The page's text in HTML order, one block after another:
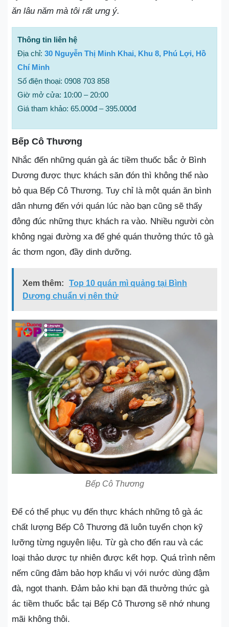
ăn lâu năm mà tôi rất ưng ý.
Thông tin liên hệ
Địa chỉ: 30 Nguyễn Thị Minh Khai, Khu 8, Phú Lợi, Hồ
Chí Minh
Số điện thoại: 0908 703 858
Giờ mở cửa: 10:00 – 20:00
Giá tham khảo: 65.000đ – 395.000đ
Bếp Cô Thương
Nhắc đến những quán gà ác tiềm thuốc bắc ở Bình
Dương được thực khách săn đón thì không thể nào
bỏ qua Bếp Cô Thương. Tuy chỉ là một quán ăn bình
dân nhưng đến với quán lúc nào bạn cũng sẽ thấy
đông đúc những thực khách ra vào. Nhiều người còn
không ngại đường xa để ghé quán thưởng thức tô gà
ác thơm ngon, đầy dinh dưỡng.
Xem thêm:
Top 10 quán mì quảng tại Bình
Dương chuẩn vị nên thử
Bếp Cô Thương
Để có thể phục vụ đến thực khách những tô gà ác
chất lượng Bếp Cô Thương đã luôn tuyển chọn kỹ
lưỡng từng nguyên liệu. Từ gà cho đến rau và các
loại thảo dược tự nhiên được kết hợp. Quá trình nêm
nếm cũng đảm bảo hợp khẩu vị với nước dùng đậm
đà, ngọt thanh. Đảm bảo khi bạn đã thưởng thức gà
ác tiềm thuốc bắc tại Bếp Cô Thương sẽ nhớ nhung
mãi không thôi.